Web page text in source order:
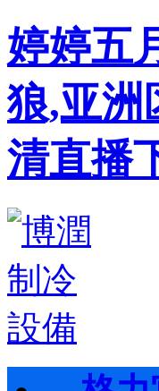
婷婷五
狼,亚洲
清直播